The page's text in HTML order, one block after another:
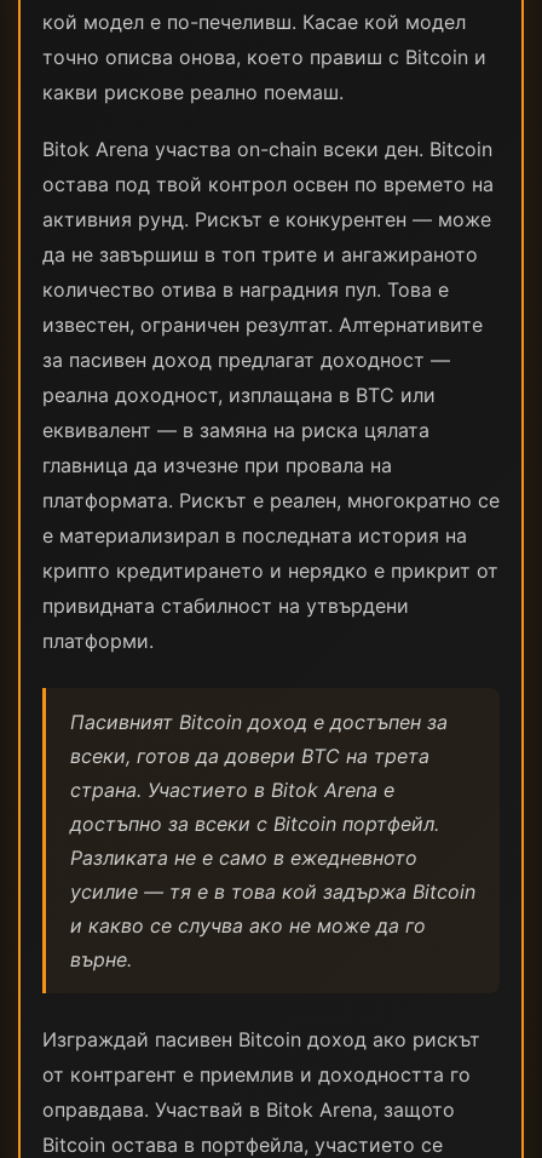
кой модел е по-печеливш. Касае кой модел
точно описва онова, което правиш с Bitcoin и
какви рискове реално поемаш.
Bitok Arena участва on-chain всеки ден. Bitcoin
остава под твой контрол освен по времето на
активния рунд. Рискът е конкурентен — може
да не завършиш в топ трите и ангажираното
количество отива в наградния пул. Това е
известен, ограничен резултат. Алтернативите
за пасивен доход предлагат доходност —
реална доходност, изплащана в BTC или
еквивалент — в замяна на риска цялата
главница да изчезне при провала на
платформата. Рискът е реален, многократно се
е материализирал в последната история на
крипто кредитирането и нерядко е прикрит от
привидната стабилност на утвърдени
платформи.
Пасивният Bitcoin доход е достъпен за
всеки, готов да довери BTC на трета
страна. Участието в Bitok Arena е
достъпно за всеки с Bitcoin портфейл.
Разликата не е само в ежедневното
усилие — тя е в това кой задържа Bitcoin
и какво се случва ако не може да го
върне.
Изграждай пасивен Bitcoin доход ако рискът
от контрагент е приемлив и доходността го
оправдава. Участвай в Bitok Arena, защото
Bitcoin остава в портфейла, участието се